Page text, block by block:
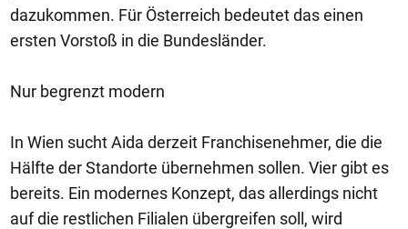
dazukommen. Für Österreich bedeutet das einen
ersten Vorstoß in die Bundesländer.
Nur begrenzt modern
In Wien sucht Aida derzeit Franchisenehmer, die die
Hälfte der Standorte übernehmen sollen. Vier gibt es
bereits. Ein modernes Konzept, das allerdings nicht
auf die restlichen Filialen übergreifen soll, wird